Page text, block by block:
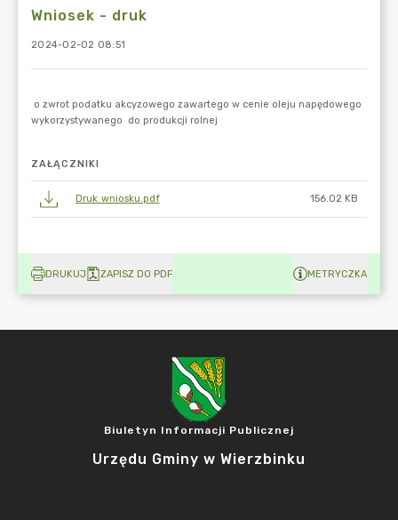
Wniosek - druk
2024-02-02 08:51
ZAŁĄCZNIKI
Druk wniosku.pdf 156.02 KB
DRUKUJ ZAPISZ DO PDF METRYCZKA
Biuletyn Informacji Publicznej
Urzędu Gminy w Wierzbinku